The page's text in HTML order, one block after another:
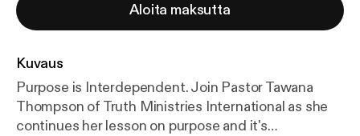
Aloita maksutta
Kuvaus
Purpose is Interdependent. Join Pastor Tawana
Thompson of Truth Ministries International as she
continues her lesson on purpose and it's